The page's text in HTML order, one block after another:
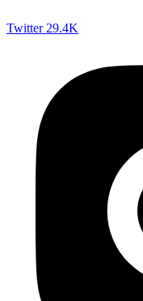
Twitter 29.4K